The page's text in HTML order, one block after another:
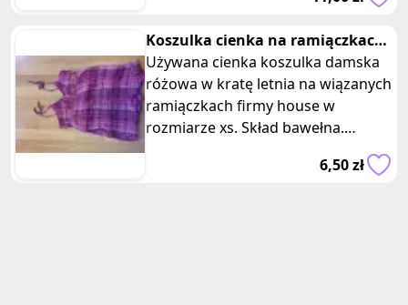
Koszulka cienka na ramiączkach
różowa w krate xs house
Używana cienka koszulka damska
różowa w kratę letnia na wiązanych
ramiączkach firmy house w
rozmiarze xs. Skład bawełna.
Wymiary długość: 59 cm, szerokość
w klatce piersiowej 33 cm. Na plaże
6,50 zł